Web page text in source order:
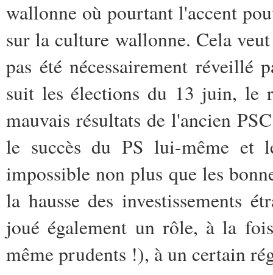
wallonne où pourtant l'accent
sur la culture wallonne. Cela
pas été nécessairement
suit les élections du 13 juin, le
mauvais résultats de l'ancien
le succès du PS lui-même et
impossible non plus que les
la hausse des investissements
joué également un rôle, à la
même prudents !), à un certain